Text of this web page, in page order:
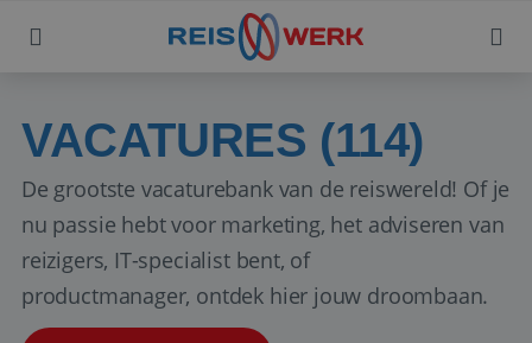
VACATURES (114)
De grootste vacaturebank van de reiswereld! Of je
nu passie hebt voor marketing, het adviseren van
reizigers, IT-specialist bent, of
productmanager, ontdek hier jouw droombaan.